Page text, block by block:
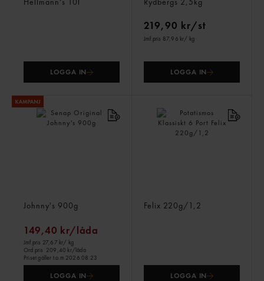
LOGGA IN
219,90 kr/st
Jmf.pris 87,96 kr/ kg
LOGGA IN
Johnny's 900g
149,40 kr/låda
Jmf.pris 27,67 kr/ kg
Ord.pris 209,40 kr/låda
Priset gäller t.o.m 2026.08.23
LOGGA IN
Felix 220g/1,2
LOGGA IN